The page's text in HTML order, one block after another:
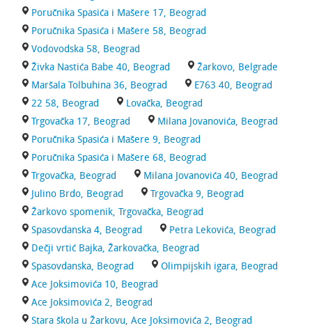
Poručnika Spasića i Mašere 17, Beograd
Poručnika Spasića i Mašere 58, Beograd
Vodovodska 58, Beograd
Živka Nastića Babe 40, Beograd
Žarkovo, Belgrade
Maršala Tolbuhina 36, Beograd
E763 40, Beograd
22 58, Beograd
Lovačka, Beograd
Trgovačka 17, Beograd
Milana Jovanovića, Beograd
Poručnika Spasića i Mašere 9, Beograd
Poručnika Spasića i Mašere 68, Beograd
Trgovačka, Beograd
Milana Jovanovića 40, Beograd
Julino Brdo, Beograd
Trgovačka 9, Beograd
Žarkovo spomenik, Trgovačka, Beograd
Spasovdanska 4, Beograd
Petra Lekovića, Beograd
Dečji vrtić Bajka, Žarkovačka, Beograd
Spasovdanska, Beograd
Olimpijskih igara, Beograd
Ace Joksimovića 10, Beograd
Ace Joksimovića 2, Beograd
Stara škola u Žarkovu, Ace Joksimovića 2, Beograd